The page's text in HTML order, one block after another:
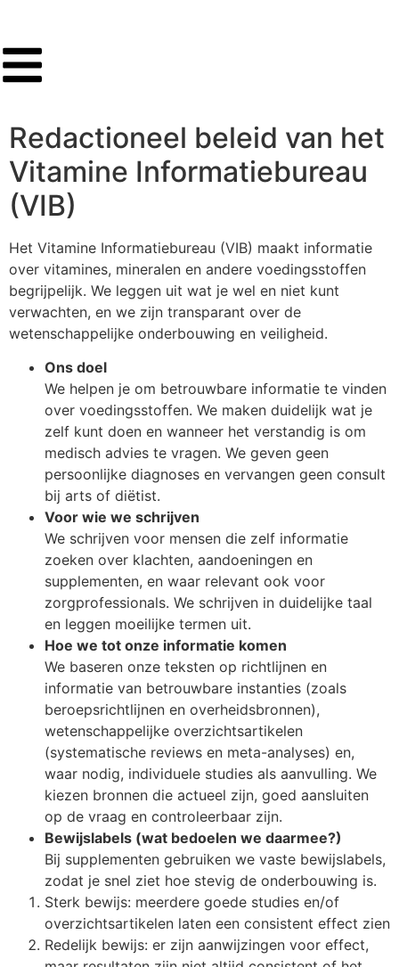
Redactioneel beleid van het
Vitamine Informatiebureau
(VIB)
Het Vitamine Informatiebureau (VIB) maakt informatie
over vitamines, mineralen en andere voedingsstoffen
begrijpelijk. We leggen uit wat je wel en niet kunt
verwachten, en we zijn transparant over de
wetenschappelijke onderbouwing en veiligheid.
Ons doel
We helpen je om betrouwbare informatie te vinden
over voedingsstoffen. We maken duidelijk wat je
zelf kunt doen en wanneer het verstandig is om
medisch advies te vragen. We geven geen
persoonlijke diagnoses en vervangen geen consult
bij arts of diëtist.
Voor wie we schrijven
We schrijven voor mensen die zelf informatie
zoeken over klachten, aandoeningen en
supplementen, en waar relevant ook voor
zorgprofessionals. We schrijven in duidelijke taal
en leggen moeilijke termen uit.
Hoe we tot onze informatie komen
We baseren onze teksten op richtlijnen en
informatie van betrouwbare instanties (zoals
beroepsrichtlijnen en overheidsbronnen),
wetenschappelijke overzichtsartikelen
(systematische reviews en meta-analyses) en,
waar nodig, individuele studies als aanvulling. We
kiezen bronnen die actueel zijn, goed aansluiten
op de vraag en controleerbaar zijn.
Bewijslabels (wat bedoelen we daarmee?)
Bij supplementen gebruiken we vaste bewijslabels,
zodat je snel ziet hoe stevig de onderbouwing is.
Sterk bewijs: meerdere goede studies en/of
overzichtsartikelen laten een consistent effect zien
Redelijk bewijs: er zijn aanwijzingen voor effect,